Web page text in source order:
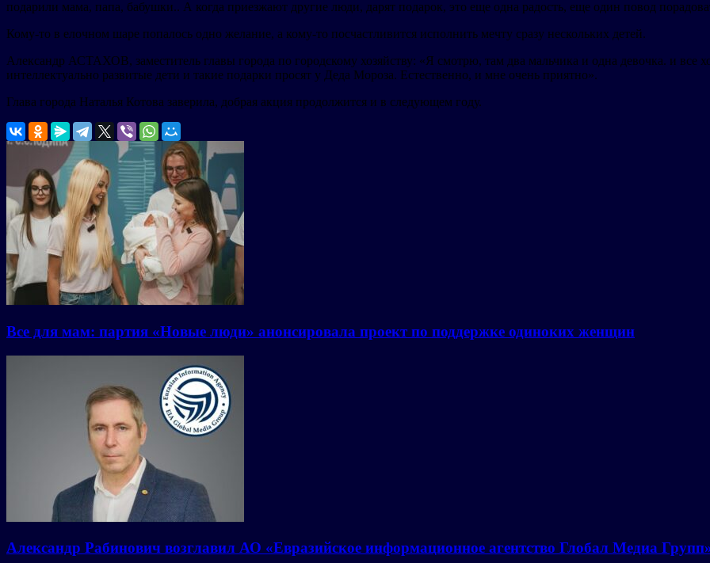
подарили мама, папа, бабушки.. А когда приезжают другие люди, дарят подарок, это еще одна радость, еще один повод
Кому-то в елочном шаре попалось одно желание, а кому-то посчастливится исполнить мечту сразу нескольких детей.
Александр АСТАХОВ, заместитель главы города по городскому хозяйству: «Я смотрю, там два мальчика и одна девочка. и все
интеллектуально развитые дети и такие подарки просят у Деда Мороза. Естественно, и мне очень приятно».
Глава города Наталья Котова заверила, добрая акция продолжится и в следующем году.
Все для мам: партия «Новые люди» анонсировала проект по поддержке одиноких женщин
Александр Рабинович возглавил АО «Евразийское информационное агентство Глобал Медиа